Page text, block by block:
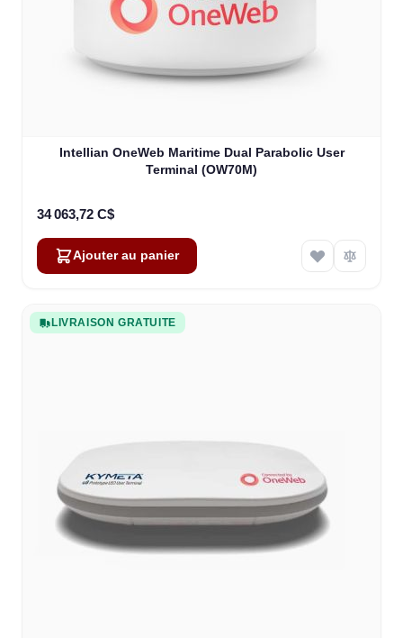
Intellian OneWeb Maritime Dual Parabolic User
Terminal (OW70M)
34 063,72 C$
Ajouter au panier
LIVRAISON GRATUITE